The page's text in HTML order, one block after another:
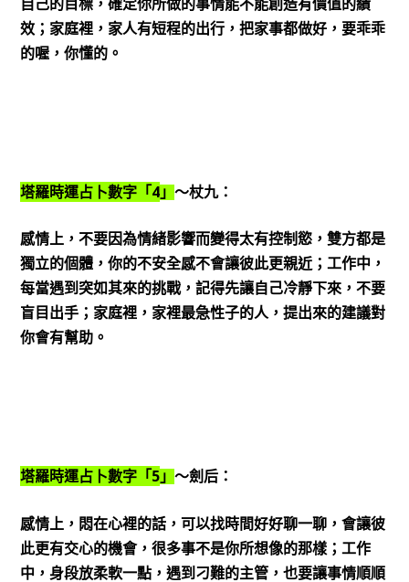
自己的目標，確定你所做的事情能不能創造有價值的績
效；家庭裡，家人有短程的出行，把家事都做好，要乖乖
的喔，你懂的。
塔羅時運占卜數字「4」 ～杖九：
感情上，不要因為情緒影響而變得太有控制慾，雙方都是
獨立的個體，你的不安全感不會讓彼此更親近；工作中，
每當遇到突如其來的挑戰，記得先讓自己冷靜下來，不要
盲目出手；家庭裡，家裡最急性子的人，提出來的建議對
你會有幫助。
塔羅時運占卜數字「5」 ～劍后：
感情上，悶在心裡的話，可以找時間好好聊一聊，會讓彼
此更有交心的機會，很多事不是你所想像的那樣；工作
中，身段放柔軟一點，遇到刁難的主管，也要讓事情順順